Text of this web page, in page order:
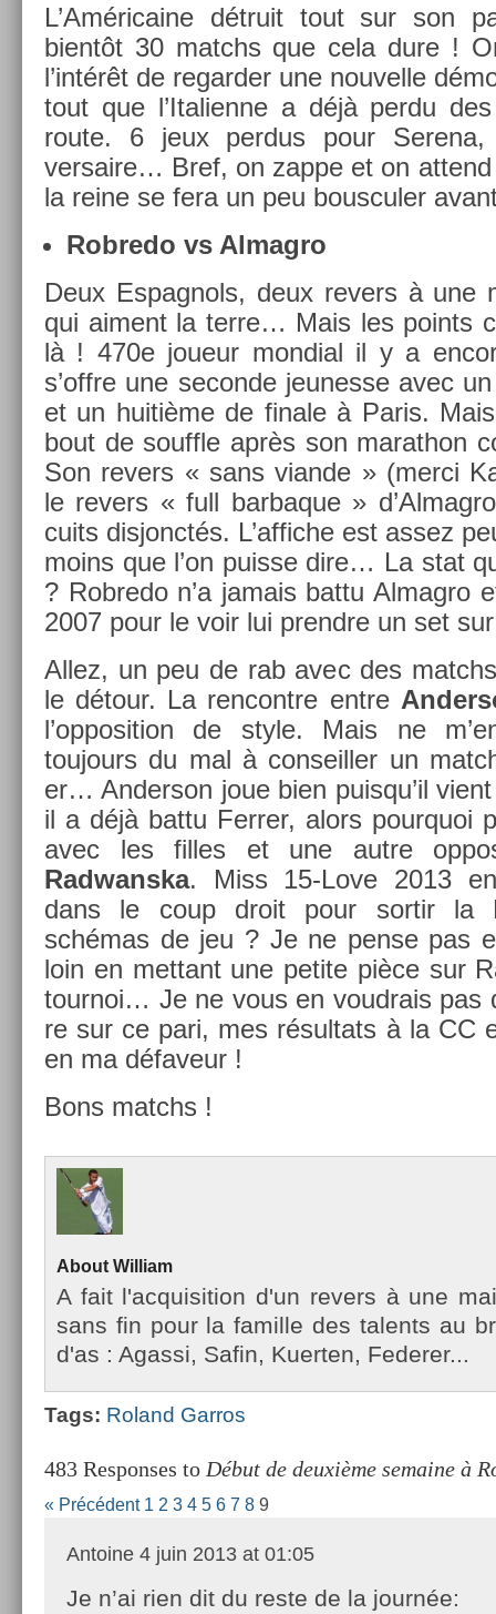
L’Américaine détruit tout sur son
bientôt 30 matchs que cela dure !
l’intérêt de re­gard­er une nouvel­le
tout que l’Italien­ne a déjà perdu
route. 6 jeux per­dus pour
versaire… Bref, on zappe et on
la reine se fera un peu bous­cul­er
Rob­redo vs Al­mag­ro
Deux Es­pagnols, deux re­v­ers à une
qui ai­ment la terre… Mais les points
là ! 470e joueur mon­di­al il y a
s’offre une secon­de jeunes­se avec
et un huitième de fin­ale à Paris.
bout de souffle après son marat­hon
Son re­v­ers « sans vian­de » (merci
le re­v­ers « full bar­baque »
cuits dis­jonctés. L’af­fiche est assez
moins que l’on puis­se dire… La stat
? Rob­redo n’a jamais battu Al­mag­ro
2007 pour le voir lui pre­ndre un set
Allez, un peu de rab avec des
le détour. La re­ncontre entre
l’op­posi­tion de style. Mais ne
toujours du mal à con­seill­er un
er… An­der­son joue bien puis­qu’il
il a déjà battu Ferr­er, alors pour­quoi
avec les fil­les et une autre
Radwanska. Miss 15-Love 2013
dans le coup droit pour sor­tir la
schémas de jeu ? Je ne pense pas
loin en met­tant une petite pièce sur
tour­noi… Je ne vous en voud­rais pas
re sur ce pari, mes résul­tats à la CC
en ma défaveur !
Bons matchs !
About Wil­liam
A fait l'ac­quisi­tion d'un re­v­ers à une
sans fin pour la famil­le des talents au
d'as : Agas­si, Safin, Kuert­en, Feder­er...
Tags: Roland Gar­ros
483 Responses to Début de deuxième semaine à
« Précédent 1 2 3 4 5 6 7 8 9
Antoine 4 juin 2013 at 01:05
Je n’ai rien dit du reste de la journée: